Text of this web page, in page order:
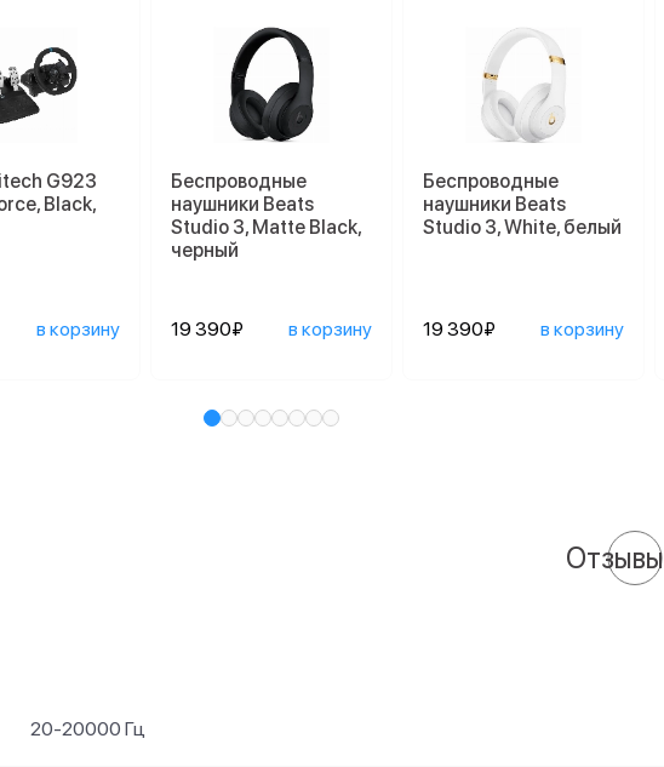
G923
Black,
в корзину
Беспроводные
наушники Beats
Studio 3, Matte Black,
черный
19 390₽ в корзину
Беспроводные
наушники Beats
Studio 3, White, белый
19 390₽ в корзину
Отзывы
20-20000 Гц